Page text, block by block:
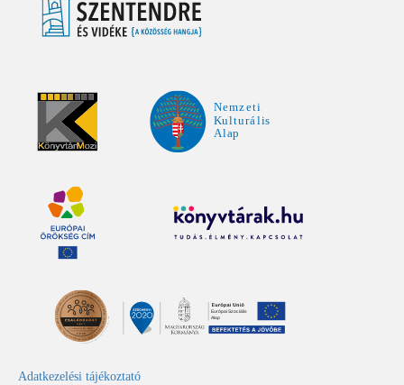
Adatkezelési tájékoztató